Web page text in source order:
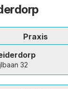
Praxis
32